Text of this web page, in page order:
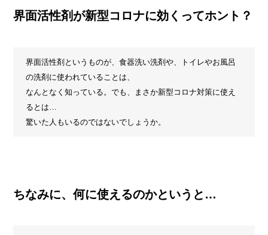
界面活性剤が新型コロナに効くってホント？
界面活性剤というものが、食器洗い洗剤や、トイレやお風呂
の洗剤に使われていることは、
なんとなく知っている。でも、まさか新型コロナ対策に使え
るとは…
驚いた人もいるのではないでしょうか。
ちなみに、何に使えるのかというと…